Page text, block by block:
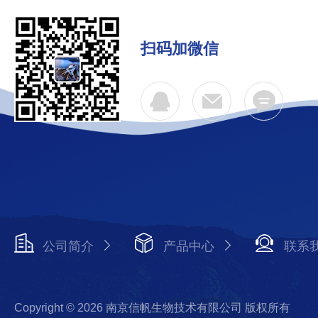
扫码加微信
公司简介 产品中心 联系
Copyright © 2026 南京信帆生物技术有限公司 版权所有